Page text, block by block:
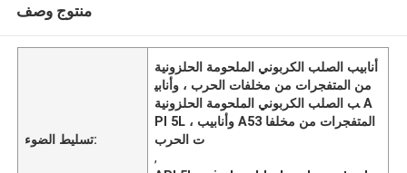
منتوج وصف
تسليط الضوء:
أنابيب الصلب الكربوني الملحومة الحلزونية
من المتفجرات من مخلفات الحرب ، وأنابي
ب الصلب الكربوني الملحومة الحلزونية A
PI 5L ، وأنابيب A53 المتفجرات من مخلفا
ت الحرب
,